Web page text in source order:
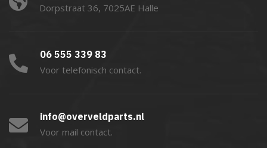
Dorpstraat 36, 7025AE Halle
06 555 339 83
Voor telefonisch contact.
info@overveldparts.nl
Voor mail contact.